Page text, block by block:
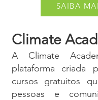
Climate
A Climate
plataforma criada
cursos gratuitos
pessoas e
SAIBA